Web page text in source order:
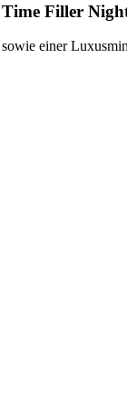
Filler
einer